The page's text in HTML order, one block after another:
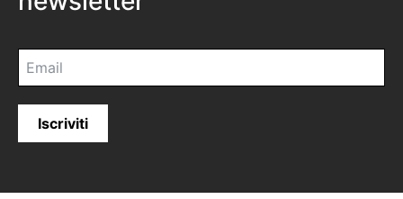
Iscriviti